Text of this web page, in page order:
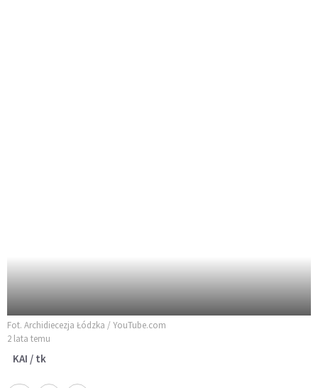
Fot. Archidiecezja Łódzka / YouTube.com
2 lata temu
KAI / tk